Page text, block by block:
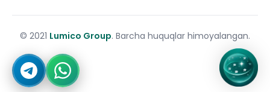
© 2021 Lumico Group. Barcha huquqlar himoyalangan.